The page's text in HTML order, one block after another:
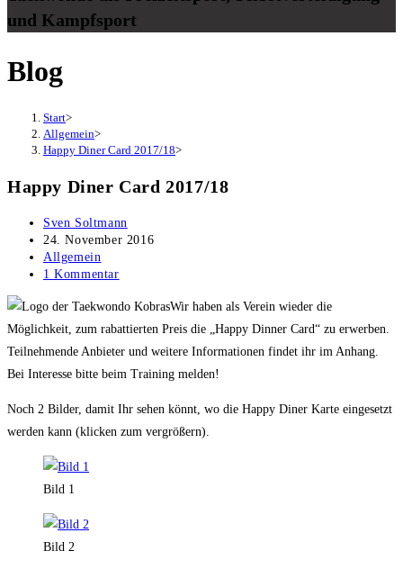
und Kampfsport
Blog
Start>
Allgemein>
Happy Diner Card 2017/18>
Happy Diner Card 2017/18
Beitrags-
Autor:
Sven Soltmann
Beitrag
veröffentlicht:
24. November 2016
Beitrags-
Kategorie:
Allgemein
Beitrags-
1 Kommentar
Wir haben als Verein wieder die
Möglichkeit, zum rabattierten Preis die „Happy Dinner Card“ zu erwerben.
Teilnehmende Anbieter und weitere Informationen findet ihr im Anhang.
Bei Interesse bitte beim Training melden!
Noch 2 Bilder, damit Ihr sehen könnt, wo die Happy Diner Karte eingesetzt
werden kann (klicken zum vergrößern).
Bild 1
Bild 2